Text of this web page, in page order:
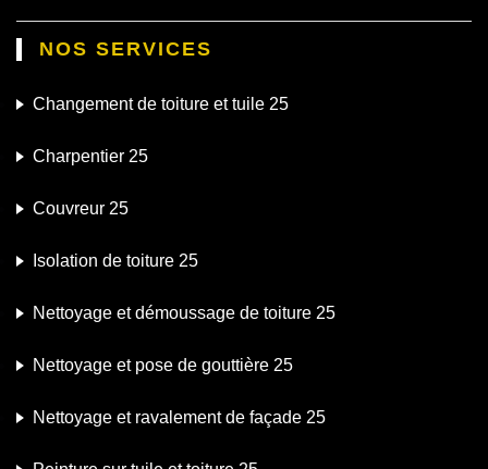
NOS SERVICES
Changement de toiture et tuile 25
Charpentier 25
Couvreur 25
Isolation de toiture 25
Nettoyage et démoussage de toiture 25
Nettoyage et pose de gouttière 25
Nettoyage et ravalement de façade 25